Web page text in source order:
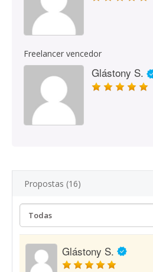
Freelancer vencedor
Glástony S.
Propostas (16)
Glástony S.